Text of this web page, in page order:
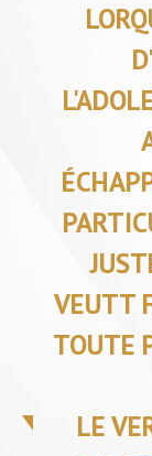
VEUTT
TOUTE
LE